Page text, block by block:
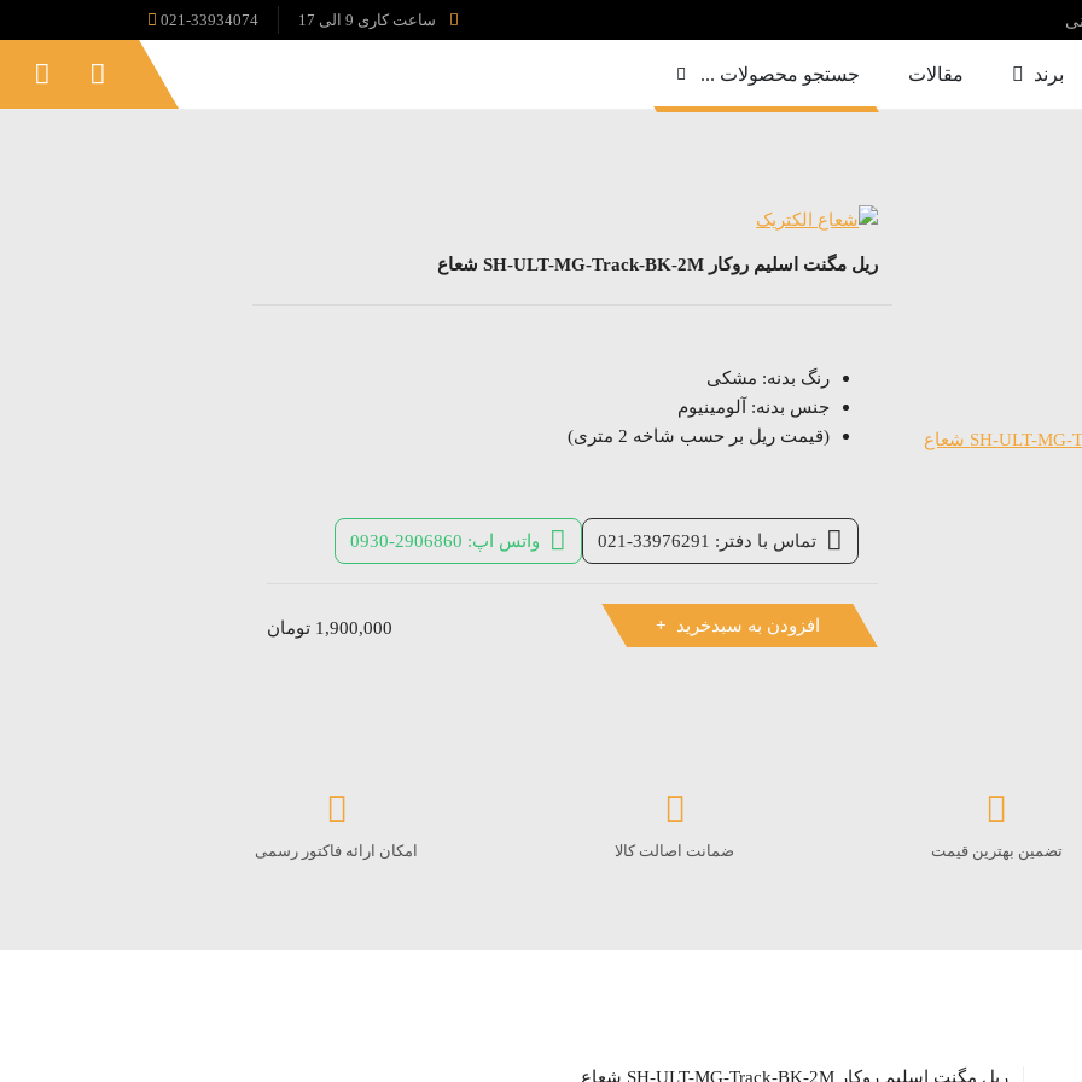
ساعت کاری 9 الی 17 021-33934074
برند مقالات جستجو محصولات ...
ریل مگنت اسلیم روکار SH-ULT-MG-Track-BK-2M شعاع
رنگ بدنه: مشکی
جنس بدنه: آلومینیوم
(قیمت ریل بر حسب شاخه 2 متری)
تماس با دفتر: 33976291-021 واتس اپ: 2906860-0930
افزودن به سبدخرید 1,900,000 تومان
تضمین بهترین قیمت ضمانت اصالت کالا امکان ارائه فاکتور رسمی
ریل مگنت اسلیم روکار SH-ULT-MG-Track-BK-2M شعاع